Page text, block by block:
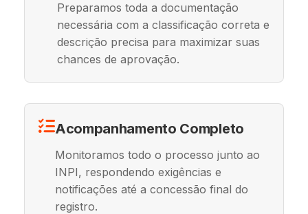
Preparamos toda a documentação
necessária com a classificação correta e
descrição precisa para maximizar suas
chances de aprovação.
Acompanhamento Completo
Monitoramos todo o processo junto ao
INPI, respondendo exigências e
notificações até a concessão final do
registro.